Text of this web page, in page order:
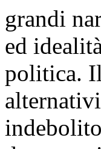
grandi
ed
politica.